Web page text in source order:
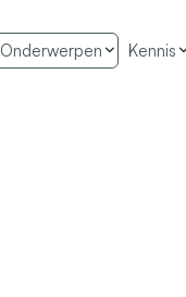
Onderwerpen Kennis